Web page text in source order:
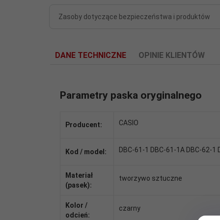
Zasoby dotyczące bezpieczeństwa i produktów
DANE TECHNICZNE OPINIE KLIENTÓW
Parametry paska oryginalnego
Producent: CASIO
Kod / model: DBC-61-1 DBC-61-1A DBC-62-1
Materiał
(pasek):
tworzywo sztuczne
Kolor /
odcień:
czarny